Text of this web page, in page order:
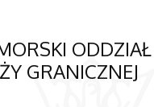
ODDZIAŁ
GRANICZNEJ